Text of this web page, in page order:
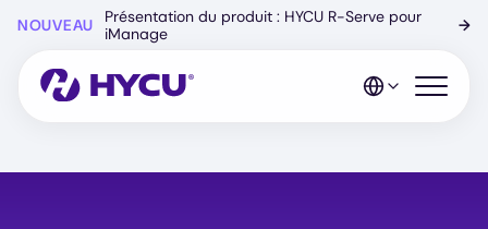
content
NOUVEAU
Présentation du produit : HYCU R-Serve pour
iManage
→
Open